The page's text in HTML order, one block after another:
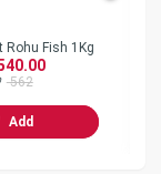
Rohu Fish 1Kg
562
Add